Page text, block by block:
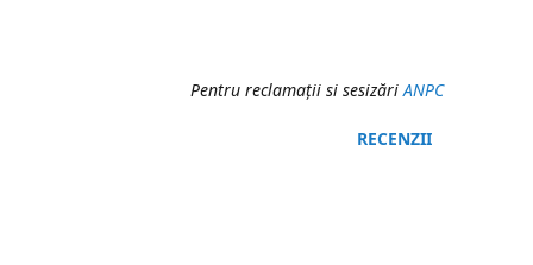
Pentru reclamaţii si sesizăriANPC
RECENZII